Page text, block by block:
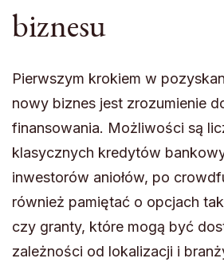
biznesu
Pierwszym krokiem w
nowy biznes jest zrozumienie
finansowania. Możliwości są
klasycznych kredytów
inwestorów aniołów, po
również pamiętać o opcjach
czy granty, które mogą być
zależności od lokalizacji i